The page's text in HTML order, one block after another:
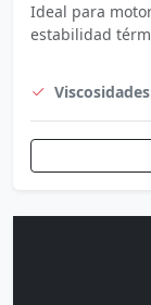
Ideal para
estabilidad